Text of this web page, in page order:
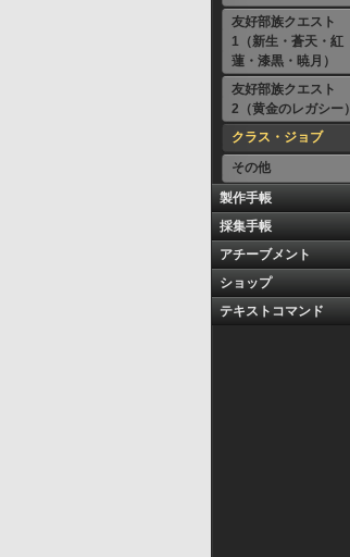
友好部族クエスト
1（新生・蒼天・紅
蓮・漆黒・暁月）
友好部族クエスト
2（黄金のレガシー）
クラス・ジョブ
その他
製作手帳
採集手帳
アチーブメント
ショップ
テキストコマンド